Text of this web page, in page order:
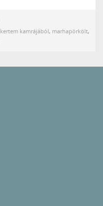
kertem kamrájából, marhapörkölt,